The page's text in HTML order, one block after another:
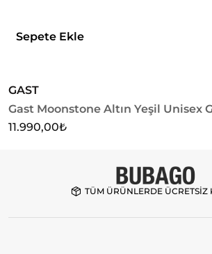
Sepete Ekle
GAST
Gast Moonstone Altın Yeşil Unisex
11.990,00₺
TÜM ÜRÜNLERDE ÜCRETSİZ